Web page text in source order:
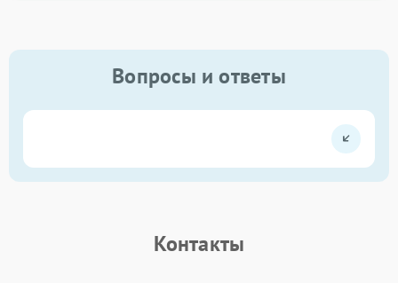
Вопросы и ответы
Контакты